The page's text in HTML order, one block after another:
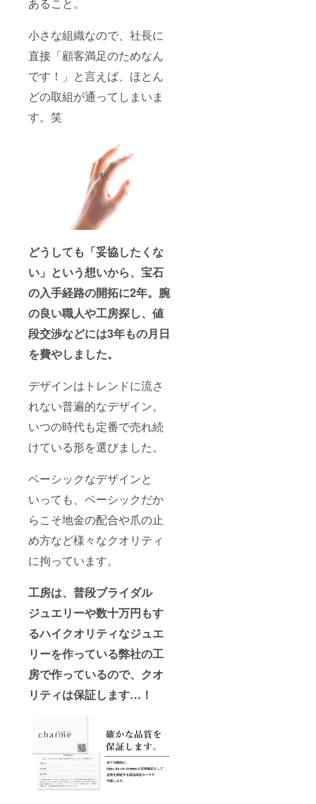
あること。
小さな組織なので、社⻑に
直接「顧客満⾜のためなん
です！」と⾔えば、ほとん
どの取組が通ってしまいま
す。笑
どうしても「妥協したくな
い」という想いから、宝石
の入手経路の開拓に2年。腕
の良い職人や工房探し、値
段交渉などには3年もの月日
を費やしました。
デザインはトレンドに流さ
れない普遍的なデザイン。
いつの時代も定番で売れ続
けている形を選びました。
ベーシックなデザインと
いっても、ベーシックだか
らこそ地金の配合や爪の止
め方など様々なクオリティ
に拘っています。
工房は、普段ブライダル
ジュエリーや数十万円もす
るハイクオリティなジュエ
リーを作っている弊社の工
房で作っているので、クオ
リティは保証します…！